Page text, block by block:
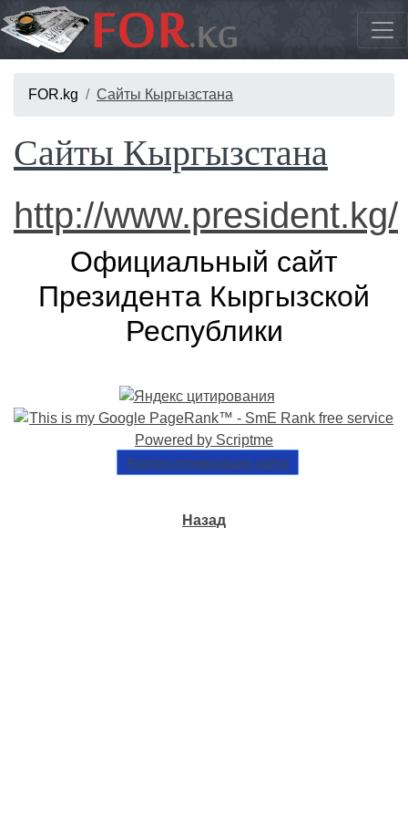
FOR.kg Сайты Кыргызстана
Сайты Кыргызстана
http://www.president.kg/
Официальный сайт
Президента Кыргызской
Республики
Анализ оптимизации сайта
Назад